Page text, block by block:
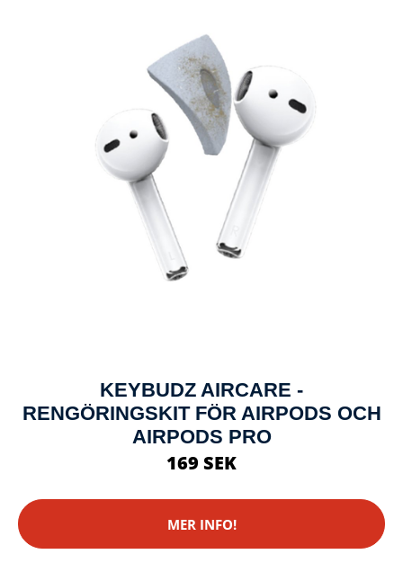
KEYBUDZ AIRCARE -
RENGÖRINGSKIT FÖR AIRPODS OCH
AIRPODS PRO
169 SEK
MER INFO!